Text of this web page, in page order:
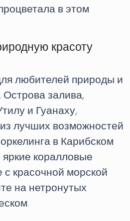
в этом
красоту
любителей природы и
Острова залива,
и Гуанаху,
лучших возможностей
в Карибском
коралловые
красочной морской
на нетронутых